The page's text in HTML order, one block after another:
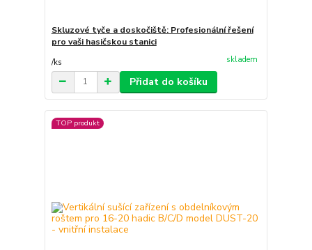
Skluzové tyče a doskočiště: Profesionální řešení
pro vaši hasičskou stanici
/ks skladem
Přidat do košíku
TOP produkt